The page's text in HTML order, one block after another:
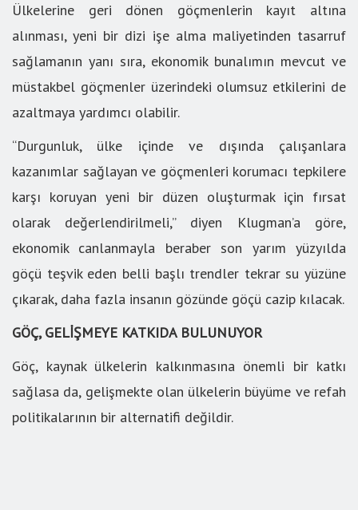
Ülkelerine geri dönen göçmenlerin kayıt altına
alınması, yeni bir dizi işe alma maliyetinden tasarruf
sağlamanın yanı sıra, ekonomik bunalımın mevcut ve
müstakbel göçmenler üzerindeki olumsuz etkilerini de
azaltmaya yardımcı olabilir.
“Durgunluk, ülke içinde ve dışında çalışanlara
kazanımlar sağlayan ve göçmenleri korumacı tepkilere
karşı koruyan yeni bir düzen oluşturmak için fırsat
olarak değerlendirilmeli,” diyen Klugman’a göre,
ekonomik canlanmayla beraber son yarım yüzyılda
göçü teşvik eden belli başlı trendler tekrar su yüzüne
çıkarak, daha fazla insanın gözünde göçü cazip kılacak.
GÖÇ, GELİŞMEYE KATKIDA BULUNUYOR
Göç, kaynak ülkelerin kalkınmasına önemli bir katkı
sağlasa da, gelişmekte olan ülkelerin büyüme ve refah
politikalarının bir alternatifi değildir.